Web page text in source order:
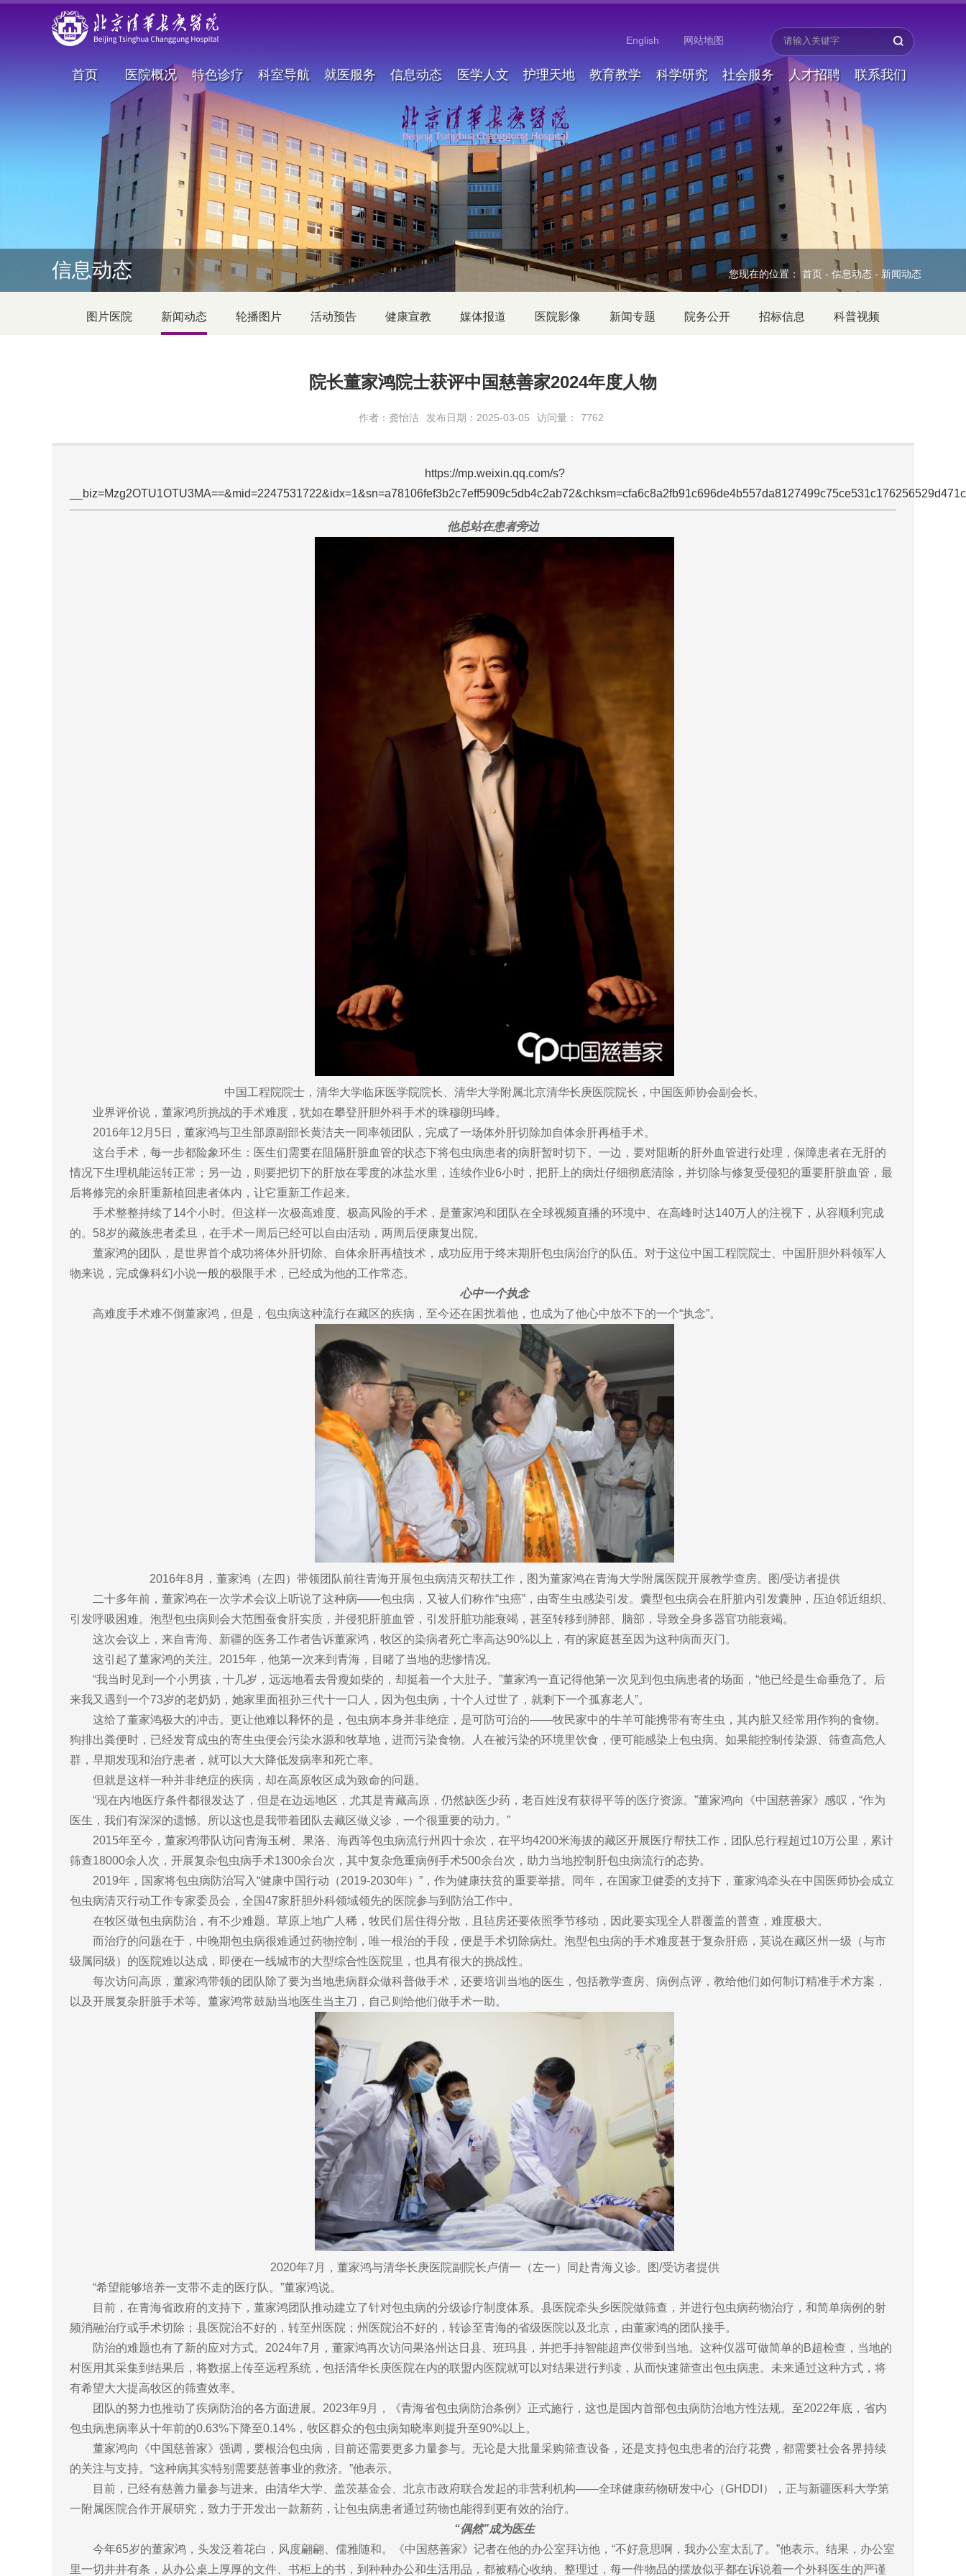
English 网站地图
首页 医院概况 特色诊疗 科室导航 就医服务 信息动态 医学人文 护理天地 教育教学 科学研究 社会服务 人才招聘 联系我们
信息动态 您现在的位置：首页 - 信息动态 - 新闻动态
图片医院 新闻动态 轮播图片 活动预告 健康宣教 媒体报道 医院影像 新闻专题 院务公开 招标信息 科普视频
院长董家鸿院士获评中国慈善家2024年度人物
作者：龚怡洁 发布日期：2025-03-05 访问量： 7762
https://mp.weixin.qq.com/s?
他总站在患者旁边 ‍‍‍‍‍‍‍‍‍‍‍‍‍
中国工程院院士，清华大学临床医学院院长、清华大学附属北京清华长庚医院院长，中国医师协会副会长。
业界评价说，董家鸿所挑战的手术难度，犹如在攀登肝胆外科手术的珠穆朗玛峰。
2016年12月5日，董家鸿与卫生部原副部长黄洁夫一同率领团队，完成了一场体外肝切除加自体余肝再植手术。
这台手术，每一步都险象环生：医生们需要在阻隔肝脏血管的状态下将包虫病患者的病肝暂时切下。一边，要对阻断的肝外血管进行处理，保障患者在无肝的
情况下生理机能运转正常；另一边，则要把切下的肝放在零度的冰盐水里，连续作业6小时，把肝上的病灶仔细彻底清除，并切除与修复受侵犯的重要肝脏血管，最
后将修完的余肝重新植回患者体内，让它重新工作起来。
手术整整持续了14个小时。但这样一次极高难度、极高风险的手术，是董家鸿和团队在全球视频直播的环境中、在高峰时达140万人的注视下，从容顺利完成
的。58岁的藏族患者柔旦，在手术一周后已经可以自由活动，两周后便康复出院。
董家鸿的团队，是世界首个成功将体外肝切除、自体余肝再植技术，成功应用于终末期肝包虫病治疗的队伍。对于这位中国工程院院士、中国肝胆外科领军人
物来说，完成像科幻小说一般的极限手术，已经成为他的工作常态。
心中一个执念
高难度手术难不倒董家鸿，但是，包虫病这种流行在藏区的疾病，至今还在困扰着他，也成为了他心中放不下的一个“执念”。
2016年8月，董家鸿（左四）带领团队前往青海开展包虫病清灭帮扶工作，图为董家鸿在青海大学附属医院开展教学查房。图/受访者提供
二十多年前，董家鸿在一次学术会议上听说了这种病——包虫病，又被人们称作“虫癌”，由寄生虫感染引发。囊型包虫病会在肝脏内引发囊肿，压迫邻近组织、
引发呼吸困难。泡型包虫病则会大范围蚕食肝实质，并侵犯肝脏血管，引发肝脏功能衰竭，甚至转移到肺部、脑部，导致全身多器官功能衰竭。
这次会议上，来自青海、新疆的医务工作者告诉董家鸿，牧区的染病者死亡率高达90%以上，有的家庭甚至因为这种病而灭门。
这引起了董家鸿的关注。2015年，他第一次来到青海，目睹了当地的悲惨情况。
“我当时见到一个小男孩，十几岁，远远地看去骨瘦如柴的，却挺着一个大肚子。”董家鸿一直记得他第一次见到包虫病患者的场面，“他已经是生命垂危了。后
来我又遇到一个73岁的老奶奶，她家里面祖孙三代十一口人，因为包虫病，十个人过世了，就剩下一个孤寡老人”。
这给了董家鸿极大的冲击。更让他难以释怀的是，包虫病本身并非绝症，是可防可治的——牧民家中的牛羊可能携带有寄生虫，其内脏又经常用作狗的食物。
狗排出粪便时，已经发育成虫的寄生虫便会污染水源和牧草地，进而污染食物。人在被污染的环境里饮食，便可能感染上包虫病。如果能控制传染源、筛查高危人
群，早期发现和治疗患者，就可以大大降低发病率和死亡率。
但就是这样一种并非绝症的疾病，却在高原牧区成为致命的问题。
“现在内地医疗条件都很发达了，但是在边远地区，尤其是青藏高原，仍然缺医少药，老百姓没有获得平等的医疗资源。”董家鸿向《中国慈善家》感叹，“作为
医生，我们有深深的遗憾。所以这也是我带着团队去藏区做义诊，一个很重要的动力。”
2015年至今，董家鸿带队访问青海玉树、果洛、海西等包虫病流行州四十余次，在平均4200米海拔的藏区开展医疗帮扶工作，团队总行程超过10万公里，累计
筛查18000余人次，开展复杂包虫病手术1300余台次，其中复杂危重病例手术500余台次，助力当地控制肝包虫病流行的态势。
2019年，国家将包虫病防治写入“健康中国行动（2019-2030年）”，作为健康扶贫的重要举措。同年，在国家卫健委的支持下，董家鸿牵头在中国医师协会成立
包虫病清灭行动工作专家委员会，全国47家肝胆外科领域领先的医院参与到防治工作中。
在牧区做包虫病防治，有不少难题。草原上地广人稀，牧民们居住得分散，且毡房还要依照季节移动，因此要实现全人群覆盖的普查，难度极大。
而治疗的问题在于，中晚期包虫病很难通过药物控制，唯一根治的手段，便是手术切除病灶。泡型包虫病的手术难度甚于复杂肝癌，莫说在藏区州一级（与市
级属同级）的医院难以达成，即便在一线城市的大型综合性医院里，也具有很大的挑战性。
每次访问高原，董家鸿带领的团队除了要为当地患病群众做科普做手术，还要培训当地的医生，包括教学查房、病例点评，教给他们如何制订精准手术方案，
以及开展复杂肝脏手术等。董家鸿常鼓励当地医生当主刀，自己则给他们做手术一助。
2020年7月，董家鸿与清华长庚医院副院长卢倩一（左一）同赴青海义诊。图/受访者提供
“希望能够培养一支带不走的医疗队。”董家鸿说。
目前，在青海省政府的支持下，董家鸿团队推动建立了针对包虫病的分级诊疗制度体系。县医院牵头乡医院做筛查，并进行包虫病药物治疗，和简单病例的射
频消融治疗或手术切除；县医院治不好的，转至州医院；州医院治不好的，转诊至青海的省级医院以及北京，由董家鸿的团队接手。
防治的难题也有了新的应对方式。2024年7月，董家鸿再次访问果洛州达日县、班玛县，并把手持智能超声仪带到当地。这种仪器可做简单的B超检查，当地的
村医用其采集到结果后，将数据上传至远程系统，包括清华长庚医院在内的联盟内医院就可以对结果进行判读，从而快速筛查出包虫病患。未来通过这种方式，将
有希望大大提高牧区的筛查效率。
团队的努力也推动了疾病防治的各方面进展。2023年9月，《青海省包虫病防治条例》正式施行，这也是国内首部包虫病防治地方性法规。至2022年底，省内
包虫病患病率从十年前的0.63%下降至0.14%，牧区群众的包虫病知晓率则提升至90%以上。
董家鸿向《中国慈善家》强调，要根治包虫病，目前还需要更多力量参与。无论是大批量采购筛查设备，还是支持包虫患者的治疗花费，都需要社会各界持续
的关注与支持。“这种病其实特别需要慈善事业的救济。”他表示。
目前，已经有慈善力量参与进来。由清华大学、盖茨基金会、北京市政府联合发起的非营利机构——全球健康药物研发中心（GHDDI），正与新疆医科大学第
一附属医院合作开展研究，致力于开发出一款新药，让包虫病患者通过药物也能得到更有效的治疗。
“偶然”成为医生
今年65岁的董家鸿，头发泛着花白，风度翩翩、儒雅随和。《中国慈善家》记者在他的办公室拜访他，“不好意思啊，我办公室太乱了。”他表示。结果，办公室
里一切井井有条，从办公桌上厚厚的文件、书柜上的书，到种种办公和生活用品，都被精心收纳、整理过，每一件物品的摆放似乎都在诉说着一个外科医生的严谨